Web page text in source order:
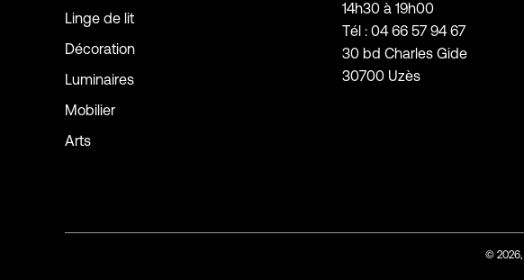
Linge de lit
Décoration
Luminaires
Mobilier
Arts
14h30 à 19h00
Tél : 04 66 57 94 67
30 bd Charles Gide
30700 Uzès
© 2026,